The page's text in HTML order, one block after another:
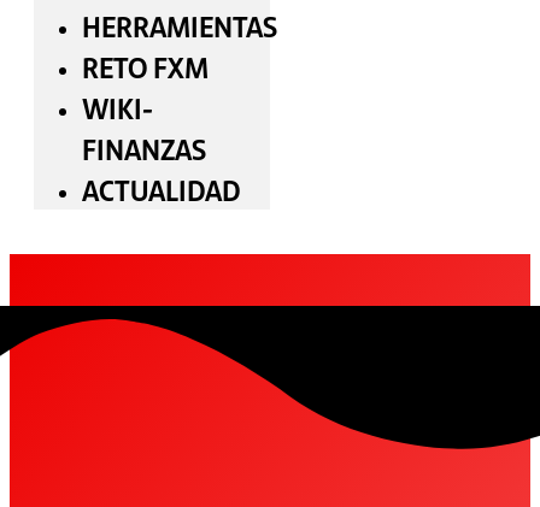
HERRAMIENTAS
RETO FXM
WIKI-
FINANZAS
ACTUALIDAD